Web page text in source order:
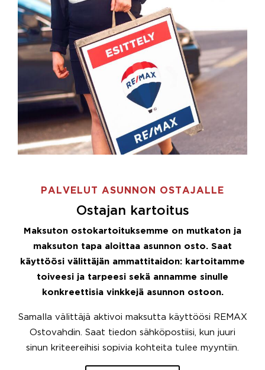
PALVELUT ASUNNON OSTAJALLE
Ostajan kartoitus
Maksuton ostokartoituksemme on mutkaton ja
maksuton tapa aloittaa asunnon osto. Saat
käyttöösi välittäjän ammattitaidon: kartoitamme
toiveesi ja tarpeesi sekä annamme sinulle
konkreettisia vinkkejä asunnon ostoon.
Samalla välittäjä aktivoi maksutta käyttöösi REMAX
Ostovahdin. Saat tiedon sähköpostiisi, kun juuri
sinun kriteereihisi sopivia kohteita tulee myyntiin.